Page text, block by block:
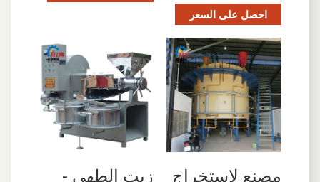
احصل على السعر
مصنع لاستخراج زيت الطهي -